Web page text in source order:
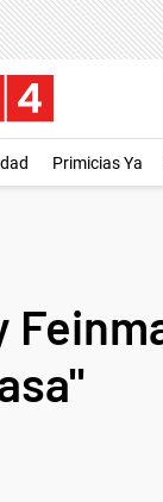
Primicias Ya